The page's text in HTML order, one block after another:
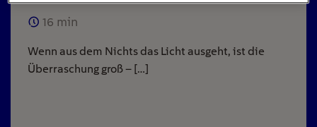
16 min
Wenn aus dem Nichts das Licht ausgeht, ist die
Überraschung groß – […]